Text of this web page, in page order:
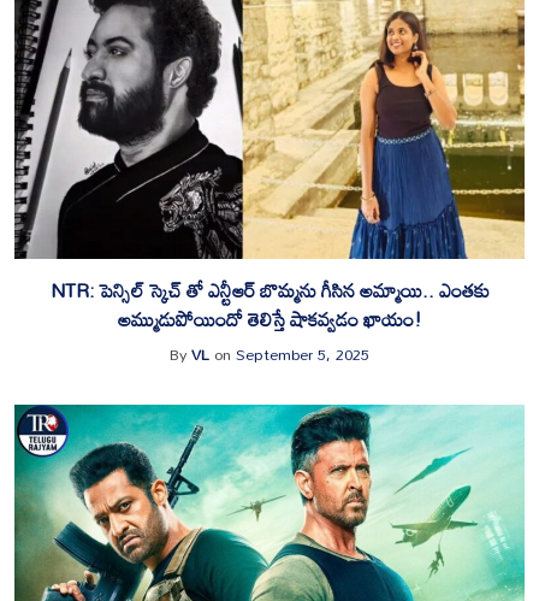
‎NTR: పెన్సిల్ స్కెచ్ తో ఎన్టీఆర్ బొమ్మను గీసిన అమ్మాయి.. ఎంతకు
అమ్ముడుపోయిందో తెలిస్తే షాకవ్వడం ఖాయం!
ByVLonSeptember 5, 2025